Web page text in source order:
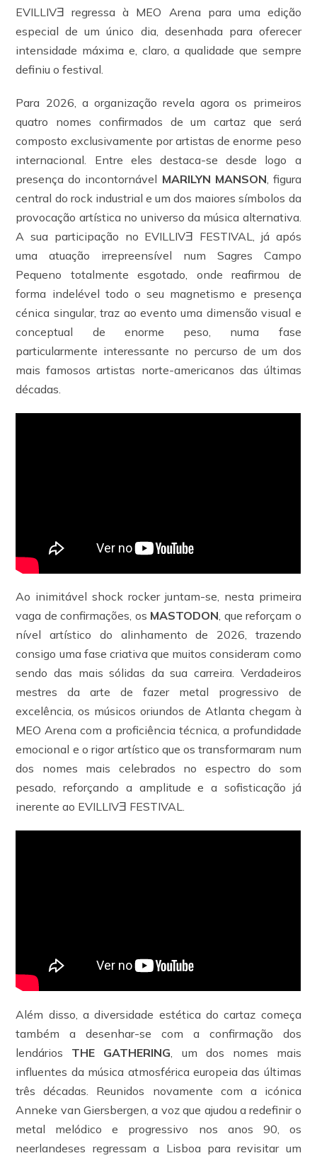
EVILLIVƎ regressa à MEO Arena para uma edição
especial de um único dia, desenhada para oferecer
intensidade máxima e, claro, a qualidade que sempre
definiu o festival.
Para 2026, a organização revela agora os primeiros
quatro nomes confirmados de um cartaz que será
composto exclusivamente por artistas de enorme peso
internacional. Entre eles destaca-se desde logo a
presença do incontornável MARILYN MANSON , figura
central do rock industrial e um dos maiores símbolos da
provocação artística no universo da música alternativa.
A sua participação no EVILLIVƎ FESTIVAL, já após
uma atuação irrepreensível num Sagres Campo
Pequeno totalmente esgotado, onde reafirmou de
forma indelével todo o seu magnetismo e presença
cénica singular, traz ao evento uma dimensão visual e
conceptual de enorme peso, numa fase
particularmente interessante no percurso de um dos
mais famosos artistas norte-americanos das últimas
décadas.
Ao inimitável shock rocker juntam-se, nesta primeira
vaga de confirmações, os MASTODON, que reforçam o
nível artístico do alinhamento de 2026, trazendo
consigo uma fase criativa que muitos consideram como
sendo das mais sólidas da sua carreira. Verdadeiros
mestres da arte de fazer metal progressivo de
excelência, os músicos oriundos de Atlanta chegam à
MEO Arena com a proficiência técnica, a profundidade
emocional e o rigor artístico que os transformaram num
dos nomes mais celebrados no espectro do som
pesado, reforçando a amplitude e a sofisticação já
inerente ao EVILLIVƎ FESTIVAL.
Além disso, a diversidade estética do cartaz começa
também a desenhar-se com a confirmação dos
lendários THE GATHERING, um dos nomes mais
influentes da música atmosférica europeia das últimas
três décadas. Reunidos novamente com a icónica
Anneke van Giersbergen, a voz que ajudou a redefinir o
metal melódico e progressivo nos anos 90, os
neerlandeses regressam a Lisboa para revisitar um